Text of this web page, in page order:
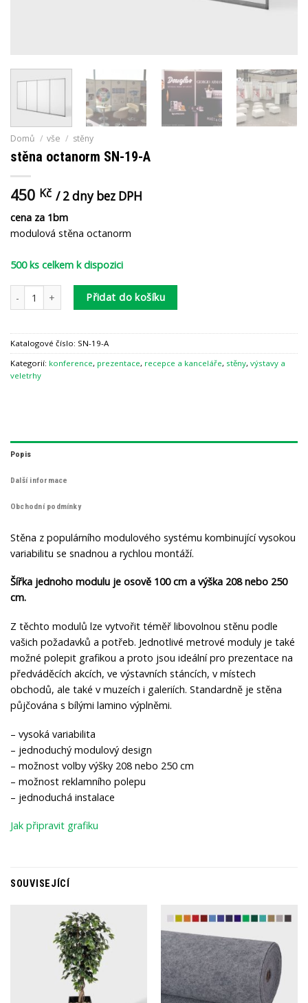
Domů / vše / stěny
stěna octanorm SN-19-A
450 Kč / 2 dny bez DPH
cena za 1bm
modulová stěna octanorm
500 ks celkem k dispozici
stěna octanorm SN-19-A množství
Přidat do košíku
Katalogové číslo: SN-19-A
Kategorií: konference, prezentace, recepce a kanceláře, stěny, výstavy a
veletrhy
Popis
Další informace
Obchodní podmínky
Stěna z populárního modulového systému kombinující vysokou
variabilitu se snadnou a rychlou montáží.
Šířka jednoho modulu je osově 100 cm a výška 208 nebo 250
cm.
Z těchto modulů lze vytvořit téměř libovolnou stěnu podle
vašich požadavků a potřeb. Jednotlivé metrové moduly je také
možné polepit grafikou a proto jsou ideální pro prezentace na
předváděcích akcích, ve výstavních stáncích, v místech
obchodů, ale také v muzeích i galeriích. Standardně je stěna
půjčována s bílými lamino výplněmi.
– vysoká variabilita
– jednoduchý modulový design
– možnost volby výšky 208 nebo 250 cm
– možnost reklamního polepu
– jednoduchá instalace
Jak připravit grafiku
SOUVISEJÍCÍ